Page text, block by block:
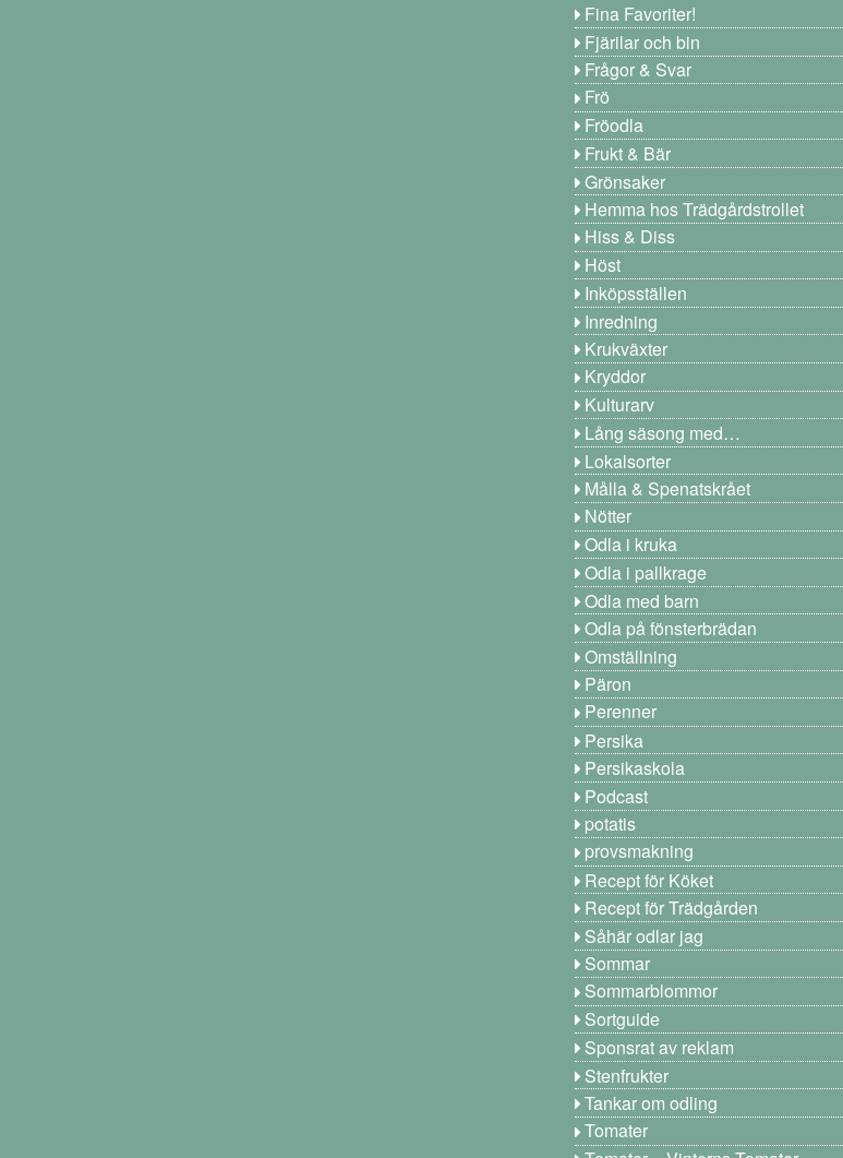
Fina Favoriter!
Fjärilar och bin
Frågor & Svar
Frö
Fröodla
Frukt & Bär
Grönsaker
Hemma hos Trädgårdstrollet
Hiss & Diss
Höst
Inköpsställen
Inredning
Krukväxter
Kryddor
Kulturarv
Lång säsong med…
Lokalsorter
Målla & Spenatskrået
Nötter
Odla i kruka
Odla i pallkrage
Odla med barn
Odla på fönsterbrädan
Omställning
Päron
Perenner
Persika
Persikaskola
Podcast
potatis
provsmakning
Recept för Köket
Recept för Trädgården
Såhär odlar jag
Sommar
Sommarblommor
Sortguide
Sponsrat av reklam
Stenfrukter
Tankar om odling
Tomater